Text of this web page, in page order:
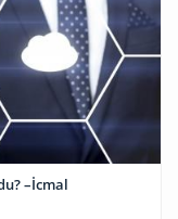
–İcmal